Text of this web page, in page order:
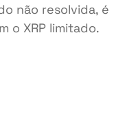
não resolvida, é
o XRP limitado.